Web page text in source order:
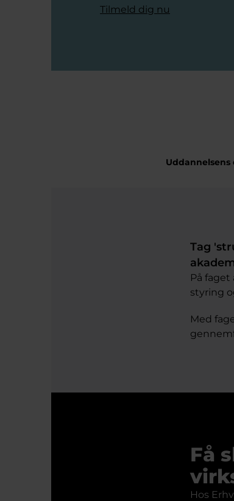
Tilmeld dig nu
Tag
På
styring
Med
Få
Hos